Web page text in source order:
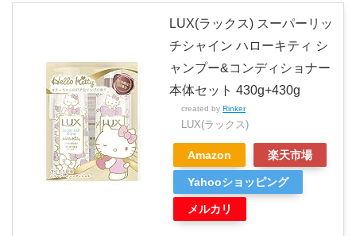
LUX(ラックス) スーパーリッ
チシャイン ハローキティ シ
ャンプー&コンディショナー
本体セット 430g+430g
created by Rinker
LUX(ラックス)
Amazon 楽天市場
Yahooショッピング
メルカリ